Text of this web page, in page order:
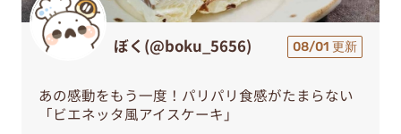
ぼく(@boku_5656) 08/01 更新
あの感動をもう一度！パリパリ食感がたまらない
「ビエネッタ風アイスケーキ」